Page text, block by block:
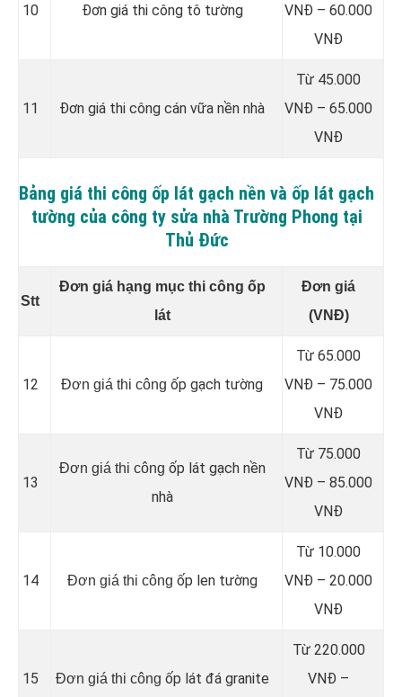
10 Đơn giá thi công tô tường
VNĐ – 60.000
VNĐ
11 Đơn giá thi công cán vữa nền nhà
Từ 45.000
VNĐ – 65.000
VNĐ
Bảng giá thi công ốp lát gạch nền và ốp lát gạch
tường của công ty sửa nhà Trường Phong tại
Thủ Đức
Stt
Đơn giá hạng mục thi công ốp
lát
Đơn giá
(VNĐ)
12 Đơn giá thi công ốp gạch tường
Từ 65.000
VNĐ – 75.000
VNĐ
13
Đơn giá thi công ốp lát gạch nền
nhà
Từ 75.000
VNĐ – 85.000
VNĐ
14 Đơn giá thi công ốp len tường
Từ 10.000
VNĐ – 20.000
VNĐ
15 Đơn giá thi công ốp lát đá granite
Từ 220.000
VNĐ –